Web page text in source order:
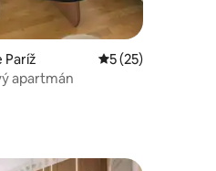
Priemerné
5 (25)
apartmán